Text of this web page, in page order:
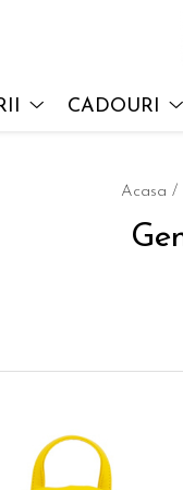
CADOURI
Acasa /